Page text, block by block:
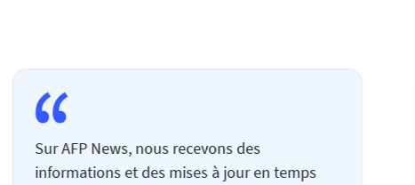
Sur AFP News, nous recevons des
informations et des mises à jour en temps